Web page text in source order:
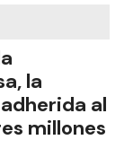
la
al
millones